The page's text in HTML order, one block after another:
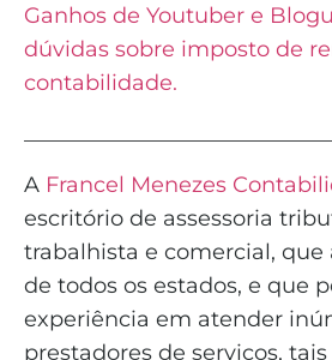
Ganhos de Youtuber e
dúvidas sobre imposto de
contabilidade.
A Francel Menezes
escritório de assessoria
trabalhista e comercial,
de todos os estados, e que
experiência em atender
prestadores de serviços,